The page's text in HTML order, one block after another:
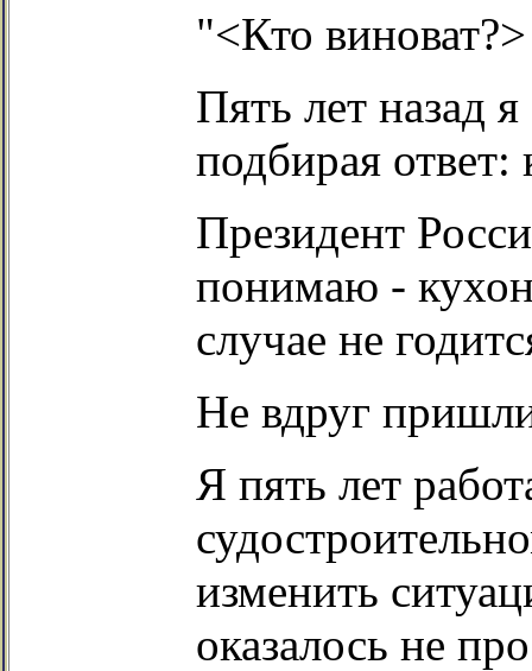
"<Кто виноват?>
Пять лет назад
подбирая ответ:
Президент
понимаю -
случае не
Не вдруг
Я пять лет
изменить
оказалось не